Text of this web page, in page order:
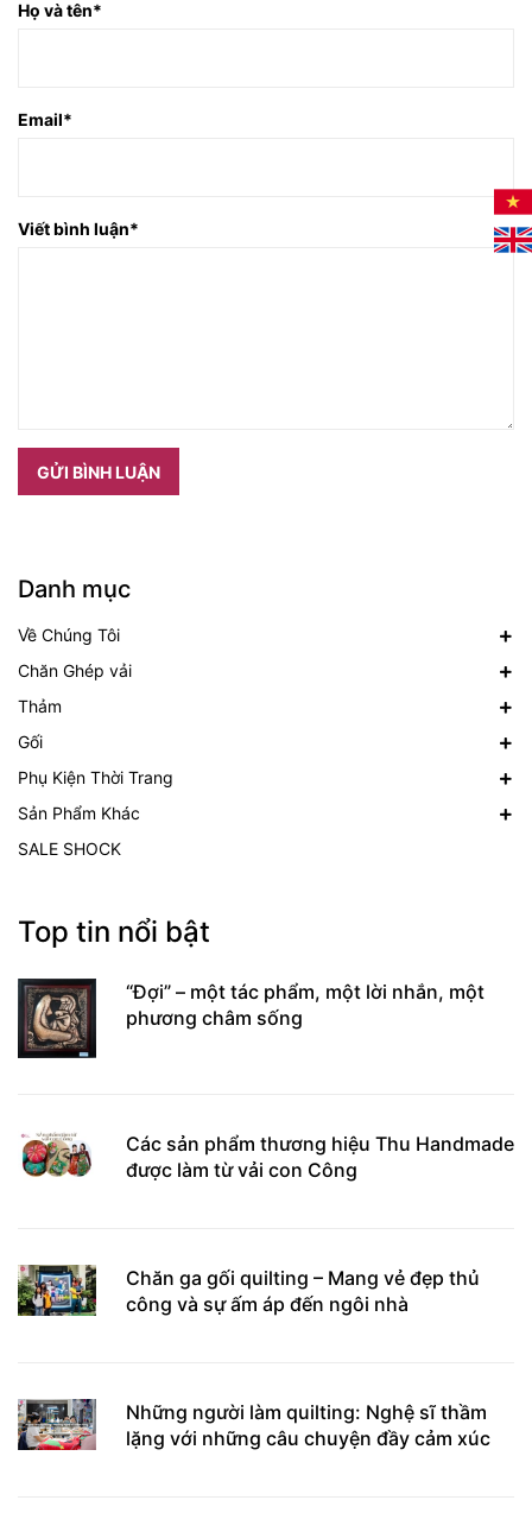
Danh mục
Về Chúng Tôi
Chăn Ghép vải
Thảm
Gối
Phụ Kiện Thời Trang
Sản Phẩm Khác
SALE SHOCK
Top tin nổi bật
“Đợi” – một tác phẩm, một lời nhắn, một
phương châm sống
Các sản phẩm thương hiệu Thu Handmade
được làm từ vải con Công
Chăn ga gối quilting – Mang vẻ đẹp thủ
công và sự ấm áp đến ngôi nhà
Những người làm quilting: Nghệ sĩ thầm
lặng với những câu chuyện đầy cảm xúc
Họ và tên*
Email*
Viết bình luận*
GỬI BÌNH LUẬN